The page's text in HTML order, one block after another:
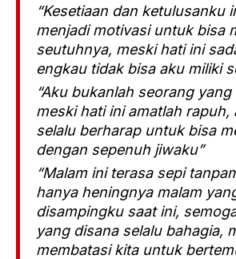
“Kesetiaan dan ketulusanku
menjadi motivasi untuk bisa
seutuhnya, meski hati ini
engkau tidak bisa aku miliki
“Aku bukanlah seorang
meski hati ini amatlah rapuh,
selalu berharap untuk bisa
dengan sepenuh jiwaku”
“Malam ini terasa sepi
hanya heningnya malam
disampingku saat ini,
yang disana selalu bahagia,
membatasi kita untuk